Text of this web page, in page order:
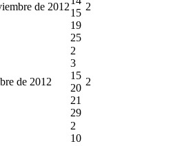
de 2012
15
19
25
2
de 2012
2
3
15
20
21
29
2
2
10